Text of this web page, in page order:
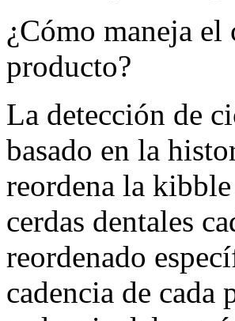
¿Cómo maneja
producto?
La detección de
basado en la
reordena la
cerdas dentales
reordenado
cadencia de cada